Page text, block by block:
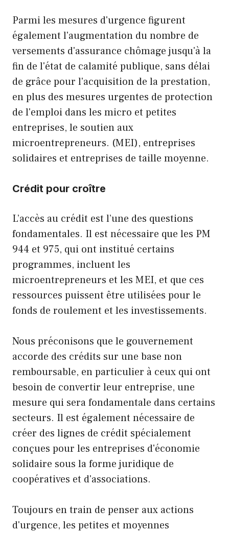
Parmi les mesures d'urgence figurent
également l'augmentation du nombre de
versements d'assurance chômage jusqu'à la
fin de l'état de calamité publique, sans délai
de grâce pour l'acquisition de la prestation,
en plus des mesures urgentes de protection
de l'emploi dans les micro et petites
entreprises, le soutien aux
microentrepreneurs. (MEI), entreprises
solidaires et entreprises de taille moyenne.
Crédit pour croître
L’accès au crédit est l’une des questions
fondamentales. Il est nécessaire que les PM
944 et 975, qui ont institué certains
programmes, incluent les
microentrepreneurs et les MEI, et que ces
ressources puissent être utilisées pour le
fonds de roulement et les investissements.
Nous préconisons que le gouvernement
accorde des crédits sur une base non
remboursable, en particulier à ceux qui ont
besoin de convertir leur entreprise, une
mesure qui sera fondamentale dans certains
secteurs. Il est également nécessaire de
créer des lignes de crédit spécialement
conçues pour les entreprises d'économie
solidaire sous la forme juridique de
coopératives et d'associations.
Toujours en train de penser aux actions
d'urgence, les petites et moyennes